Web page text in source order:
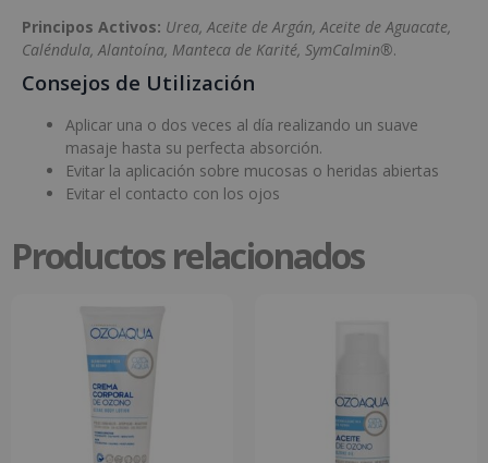
Principos Activos: Urea, Aceite de Argán, Aceite de Aguacate,
Caléndula, Alantoína, Manteca de Karité, SymCalmin®.
Consejos de Utilización
Aplicar una o dos veces al día realizando un suave
masaje hasta su perfecta absorción.
Evitar la aplicación sobre mucosas o heridas abiertas
Evitar el contacto con los ojos
Productos relacionados